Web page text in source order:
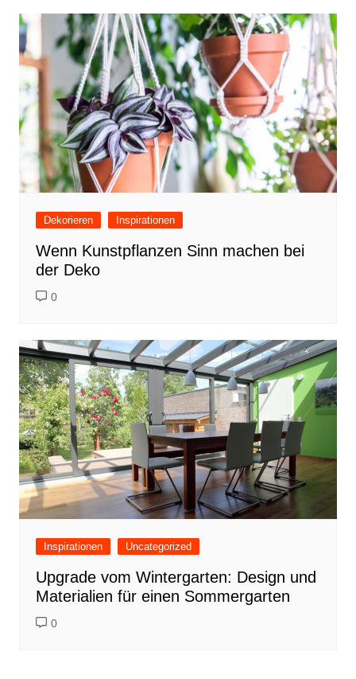
Dekorieren Inspirationen
Wenn Kunstpflanzen Sinn machen bei
der Deko
0
Inspirationen Uncategorized
Upgrade vom Wintergarten: Design und
Materialien für einen Sommergarten
0